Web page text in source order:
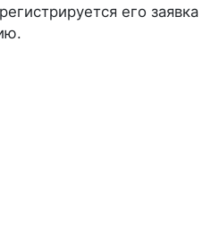
его заявка